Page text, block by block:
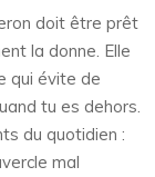
doit être prêt
la donne. Elle
qui évite de
tu es dehors.
du quotidien :
mal